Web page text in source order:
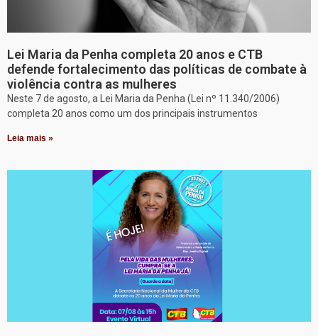
Lei Maria da Penha completa 20 anos e CTB
defende fortalecimento das políticas de combate à
violência contra as mulheres
Neste 7 de agosto, a Lei Maria da Penha (Lei nº 11.340/2006)
completa 20 anos como um dos principais instrumentos
Leia mais »